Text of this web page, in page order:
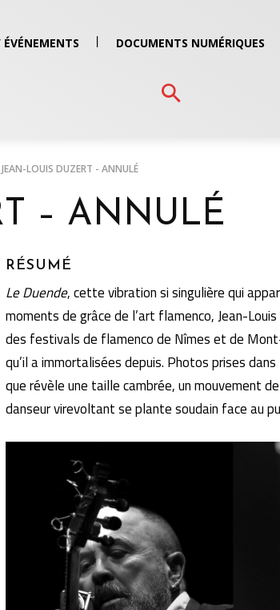
ÉVÉNEMENTS DOCUMENTS NUMÉRIQUES
JEAN-LOUIS DUZERT - ANNULÉ
– ANNULÉ
RÉSUMÉ
Le Duende, cette vibration si singulière qui
moments de grâce de l’art flamenco, Jean-
des festivals de flamenco de Nîmes et de
qu’il a immortalisées depuis. Photos prises
que révèle une taille cambrée, un mouvement
danseur virevoltant se plante soudain face au